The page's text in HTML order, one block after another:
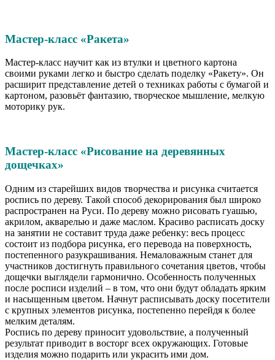
Мастер-класс «Ракета»
Мастер-класс научит как из втулки и цветного картона
своими руками легко и быстро сделать поделку «Ракету». Он
расширит представление детей о техниках работы с бумагой и
картоном, разовьёт фантазию, творческое мышление, мелкую
моторику рук.
Мастер-класс «Рисование на деревянных
дощечках»
Одним из старейших видов творчества и рисунка считается
роспись по дереву. Такой способ декорирования был широко
распространен на Руси. По дереву можно рисовать гуашью,
акрилом, акварелью и даже маслом. Красиво расписать доску
на занятии не составит труда даже ребенку: весь процесс
состоит из подбора рисунка, его перевода на поверхность,
постепенного разукрашивания. Немаловажным станет для
участников достигнуть правильного сочетания цветов, чтобы
дощечки выглядели гармонично. Особенность полученных
после росписи изделий – в том, что они будут обладать ярким
и насыщенным цветом. Начнут расписывать доску посетители
с крупных элементов рисунка, постепенно перейдя к более
мелким деталям.
Роспись по дереву приносит удовольствие, а полученный
результат приводит в восторг всех окружающих. Готовые
изделия можно подарить или украсить ими дом.